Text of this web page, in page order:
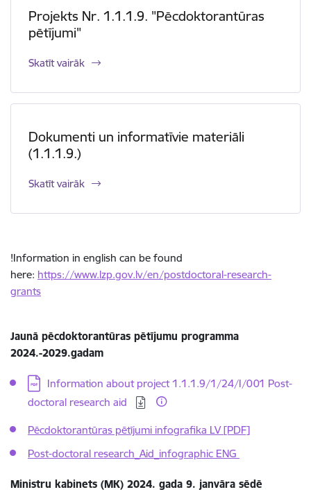
Projekts Nr. 1.1.1.9. "Pēcdoktorantūras
pētījumi"
Skatīt vairāk
Dokumenti un informatīvie materiāli
(1.1.1.9.)
Skatīt vairāk
!Information in english can be found
here: https://www.lzp.gov.lv/en/postdoctoral-research-
grants
Jaunā pēcdoktorantūras pētījumu programma
2024.-2029.gadam
Lejupielādēt:
Information about project 1.1.1.9/1/24/I/001 Post-
doctoral research aid
Pēcdoktorantūras pētījumi infografika LV[PDF]
Post-doctoral research_Aid_infographic ENG
Ministru kabinets (MK) 2024. gada 9. janvāra sēdē